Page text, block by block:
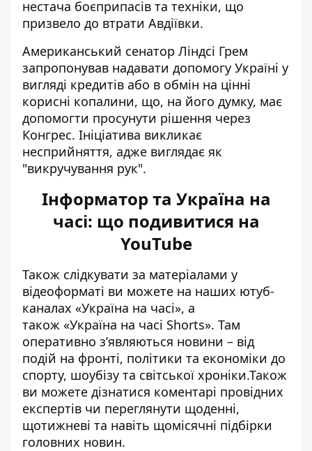
нестача боєприпасів та техніки, що
призвело до втрати Авдіївки.
Американський сенатор Ліндсі Грем
запропонував надавати допомогу Україні у
вигляді кредитів або в обмін на цінні
корисні копалини, що, на його думку, має
допомогти просунути рішення через
Конгрес. Ініціатива викликає
несприйняття, адже виглядає як
"викручування рук".
Інформатор та Україна на
часі: що подивитися на
YouTube
Також слідкувати за матеріалами у
відеоформаті ви можете на наших ютуб-
каналах «Україна на часі», а
також «Україна на часі Shorts». Там
оперативно зʼявляються новини – від
подій на фронті, політики та економіки до
спорту, шоубізу та світської хроніки.Також
ви можете дізнатися коментарі провідних
експертів чи переглянути щоденні,
щотижневі та навіть щомісячні підбірки
головних новин.